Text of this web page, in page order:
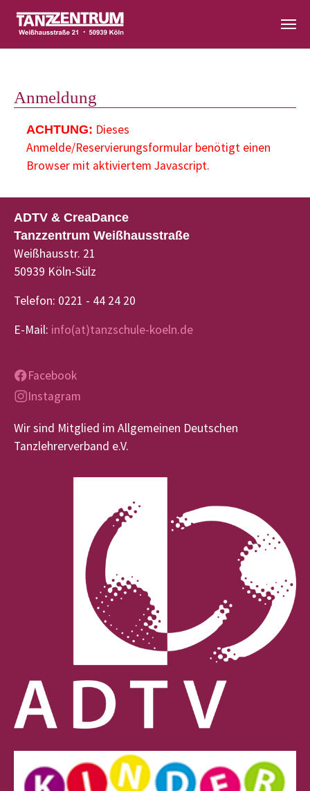
Anmeldung
ACHTUNG: Dieses
Anmelde/Reservierungsformular benötigt einen
Browser mit aktiviertem Javascript.
ADTV & CreaDance
Tanzzentrum Weißhausstraße
Weißhausstr. 21
50939 Köln-Sülz
Telefon: 0221 - 44 24 20
E-Mail: info(at)tanzschule-koeln.de
Facebook
Instagram
Wir sind Mitglied im Allgemeinen Deutschen
Tanzlehrerverband e.V.